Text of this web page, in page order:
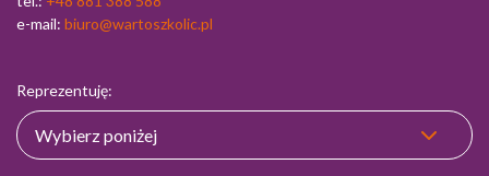
e-mail: biuro@wartoszkolic.pl
Reprezentuję: